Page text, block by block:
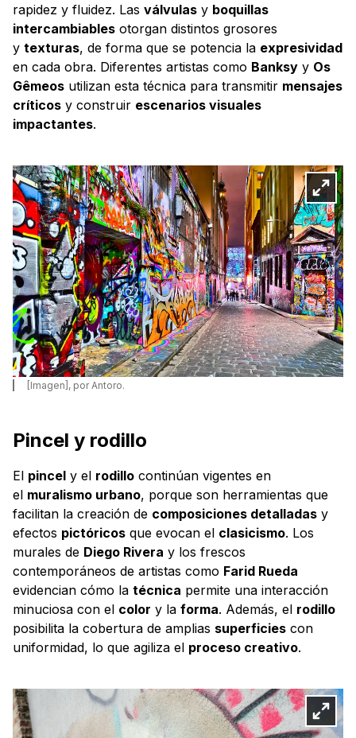
rapidez y fluidez. Las válvulas y boquillas
intercambiables otorgan distintos grosores
y texturas, de forma que se potencia la expresividad
en cada obra. Diferentes artistas como Banksy y Os
Gêmeos utilizan esta técnica para transmitir mensajes
críticos y construir escenarios visuales
impactantes.
[Imagen], por Antoro.
Pincel y rodillo
El pincel y el rodillo continúan vigentes en
el muralismo urbano, porque son herramientas que
facilitan la creación de composiciones detalladas y
efectos pictóricos que evocan el clasicismo. Los
murales de Diego Rivera y los frescos
contemporáneos de artistas como Farid Rueda
evidencian cómo la técnica permite una interacción
minuciosa con el color y la forma. Además, el rodillo
posibilita la cobertura de amplias superficies con
uniformidad, lo que agiliza el proceso creativo.